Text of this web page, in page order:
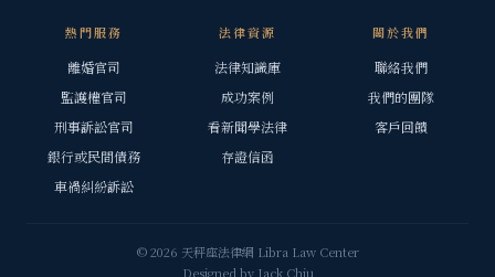
熱門服務
離婚官司
監護權官司
刑事訴訟官司
銀行或民間債務
車禍糾紛訴訟
法律資源
法律知識庫
成功案例
看新聞學法律
存證信函
關於我們
聯絡我們
我們的團隊
客戶回饋
© 2026 天秤座法律網 Libra Law Center
Designed by Jack Chiu